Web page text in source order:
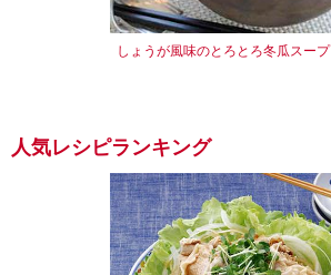
しょうが風味のとろとろ冬瓜スープ
人気レシピランキング